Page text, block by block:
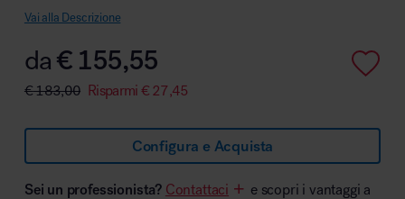
Area hospitality
Vai alla Descrizione
da€155,55
€183,00 Risparmi €27,45
Configura e Acquista
Sei un professionista? Contattaci
e scopri i vantaggi a